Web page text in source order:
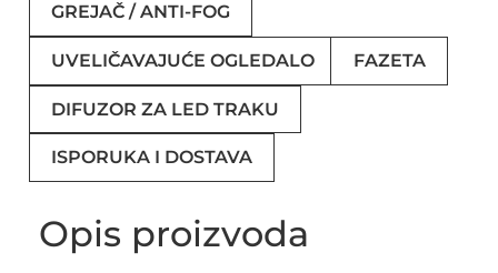
GREJAČ / ANTI-FOG
UVELIČAVAJUĆE OGLEDALO FAZETA
DIFUZOR ZA LED TRAKU
ISPORUKA I DOSTAVA
Opis proizvoda